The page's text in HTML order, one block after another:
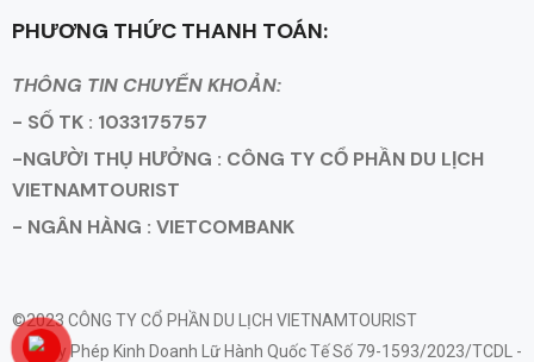
PHƯƠNG THỨC THANH TOÁN:
THÔNG TIN CHUYỂN KHOẢN:
- SỐ TK : 1033175757
-NGƯỜI THỤ HƯỞNG : CÔNG TY CỔ PHẦN DU LỊCH
VIETNAMTOURIST
- NGÂN HÀNG : VIETCOMBANK
©2023 CÔNG TY CỔ PHẦN DU LỊCH VIETNAMTOURIST
Giấy Phép Kinh Doanh Lữ Hành Quốc Tế Số 79-1593/2023/TCDL -